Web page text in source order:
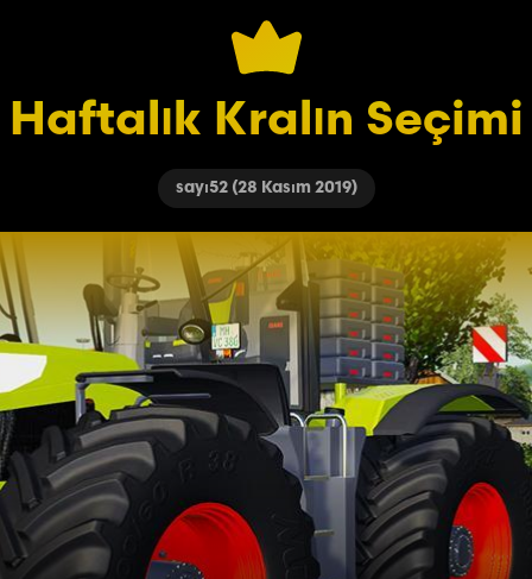
Haftalık Kralın Seçimi
sayı52 (28 Kasım 2019)